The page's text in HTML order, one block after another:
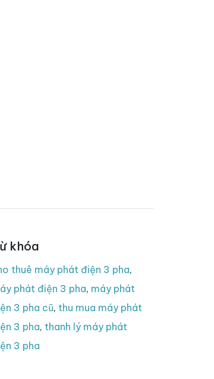
khóa
thuê máy phát điện 3 pha,
phát điện 3 pha, máy phát
3 pha cũ, thu mua máy phát
3 pha, thanh lý máy phát
3 pha